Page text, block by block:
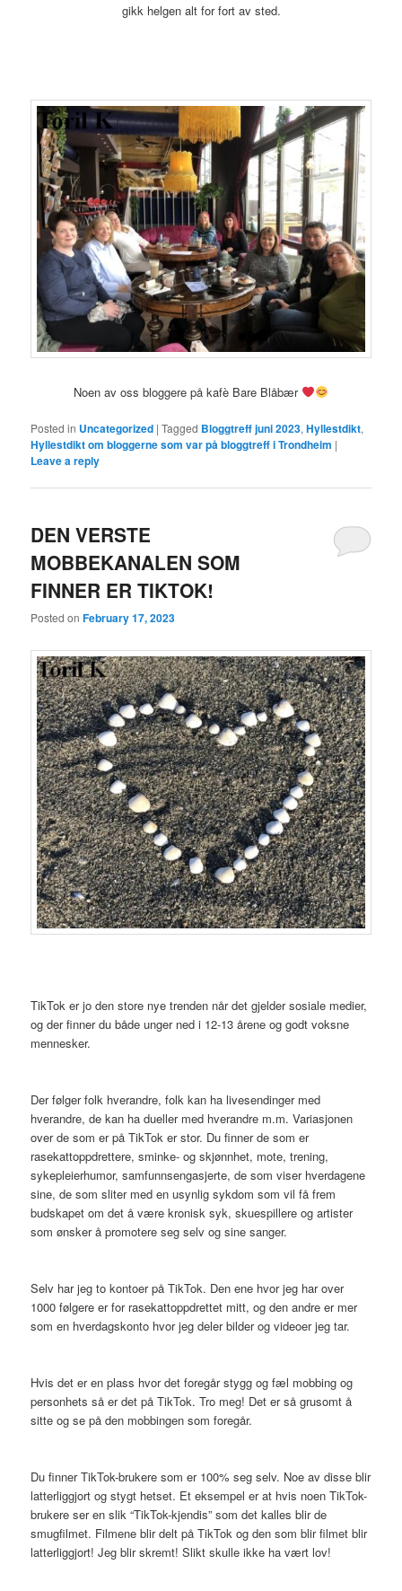
gikk helgen alt for fort av sted.
Noen av oss bloggere på kafè Bare Blåbær
Posted in Uncategorized |Tagged Bloggtreff juni 2023,Hyllestdikt,
Hyllestdikt om bloggerne som var på bloggtreff i Trondheim |
Leave a reply
DEN VERSTE
MOBBEKANALEN SOM
FINNER ER TIKTOK!
Posted onFebruary 17, 2023
TikTok er jo den store nye trenden når det gjelder sosiale medier,
og der finner du både unger ned i 12-13 årene og godt voksne
mennesker.
Der følger folk hverandre, folk kan ha livesendinger med
hverandre, de kan ha dueller med hverandre m.m. Variasjonen
over de som er på TikTok er stor. Du finner de som er
rasekattoppdrettere, sminke- og skjønnhet, mote, trening,
sykepleierhumor, samfunnsengasjerte, de som viser hverdagene
sine, de som sliter med en usynlig sykdom som vil få frem
budskapet om det å være kronisk syk, skuespillere og artister
som ønsker å promotere seg selv og sine sanger.
Selv har jeg to kontoer på TikTok. Den ene hvor jeg har over
1000 følgere er for rasekattoppdrettet mitt, og den andre er mer
som en hverdagskonto hvor jeg deler bilder og videoer jeg tar.
Hvis det er en plass hvor det foregår stygg og fæl mobbing og
personhets så er det på TikTok. Tro meg! Det er så grusomt å
sitte og se på den mobbingen som foregår.
Du finner TikTok-brukere som er 100% seg selv. Noe av disse blir
latterliggjort og stygt hetset. Et eksempel er at hvis noen TikTok-
brukere ser en slik “TikTok-kjendis” som det kalles blir de
smugfilmet. Filmene blir delt på TikTok og den som blir filmet blir
latterliggjort! Jeg blir skremt! Slikt skulle ikke ha vært lov!